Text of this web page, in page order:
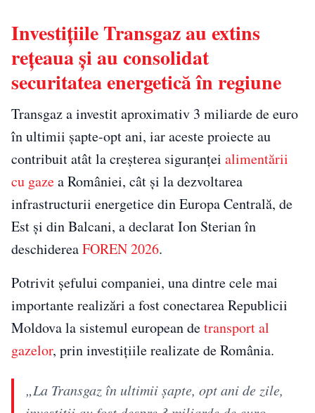
Investițiile Transgaz au extins
rețeaua și au consolidat
securitatea energetică în regiune
Transgaz a investit aproximativ 3 miliarde de euro
în ultimii șapte-opt ani, iar aceste proiecte au
contribuit atât la creșterea siguranței alimentării
cu gazea României, cât și la dezvoltarea
infrastructurii energetice din Europa Centrală, de
Est și din Balcani, a declarat Ion Sterian în
deschidereaFOREN 2026.
Potrivit șefului companiei, una dintre cele mai
importante realizări a fost conectarea Republicii
Moldova la sistemul european detransport al
gazelor, prin investițiile realizate de România.
„La Transgaz în ultimii șapte, opt ani de zile,